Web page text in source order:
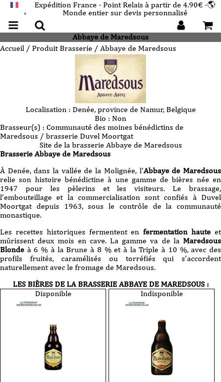
▼
Expédition France - Point Relais à partir de 4.90€ -🌎
Monde entier sur devis personnalisé
Abbaye de Maredsous
Accueil / Produit Brasserie / Abbaye de Maredsous
Localisation : Denée, province de Namur, Belgique
Bio : Non
Brasseur(s) : Communauté des moines bénédictins de
Maredsous / brasserie Duvel Moortgat
Site de la brasserie Abbaye de Maredsous
Brasserie Abbaye de Maredsous
À Denée, dans la vallée de la Molignée, l’Abbaye de Maredsous
relie son histoire bénédictine à une gamme de bières née en
1947 pour les pèlerins et les visiteurs. Le brassage,
l’embouteillage et la commercialisation sont confiés à Duvel
Moortgat depuis 1963, sous le contrôle de la communauté
monastique.
Les recettes historiques fermentent enfermentation haute et
mûrissent deux mois en cave. La gamme va de la Maredsous
Blonde à 6 % à la Brune à 8 % et à la Triple à 10 %, avec des
profils fruités, caramélisés ou torréfiés qui s’accordent
naturellement avec le fromage de Maredsous.
LES BIÈRES DE LA BRASSERIE ABBAYE DE MAREDSOUS:
Disponible
Indisponible